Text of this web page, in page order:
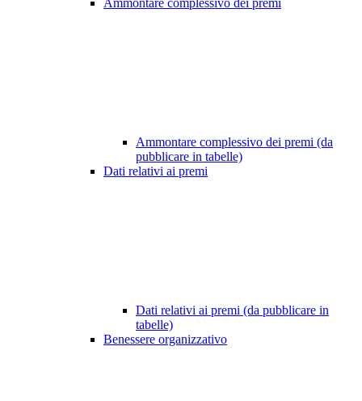
Ammontare complessivo dei premi
Ammontare complessivo dei premi (da
pubblicare in tabelle)
Dati relativi ai premi
Dati relativi ai premi (da pubblicare in
tabelle)
Benessere organizzativo